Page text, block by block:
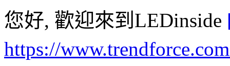
您好, 歡迎來到LEDinside
https://